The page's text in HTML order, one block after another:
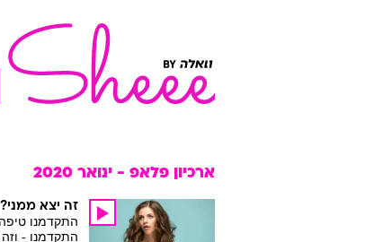
ארכיון פלאפ - ינואר 2020
זה יצא
התקדמנו
התקדמנו -